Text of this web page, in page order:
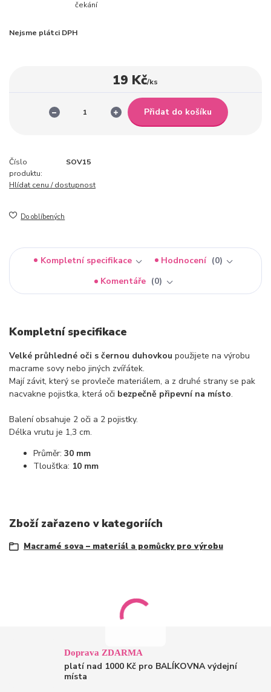
čekání
Nejsme plátci DPH
19 Kč/ks
Přidat do košíku
Číslo
produktu:
SOV15
Hlídat cenu / dostupnost
Do oblíbených
Kompletní specifikace Hodnocení
0
Komentáře
0
Kompletní specifikace
Velké průhledné oči s černou duhovkou použijete na výrobu
macrame sovy nebo jiných zvířátek.
Mají závit, který se provleče materiálem, a z druhé strany se pak
nacvakne pojistka, která oči bezpečně připevní na místo.
Balení obsahuje 2 oči a 2 pojistky.
Délka vrutu je 1,3 cm.
Průměr: 30 mm
Tloušťka: 10 mm
Zboží zařazeno v kategoriích
Macramé sova – materiál a pomůcky pro výrobu
Doprava ZDARMA
platí nad 1000 Kč pro BALÍKOVNA výdejní
místa